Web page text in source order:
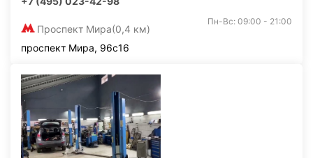
Проспект Мира(0,4 км)
Пн-Вс: 09:00 - 21:00
проспект Мира, 96с16